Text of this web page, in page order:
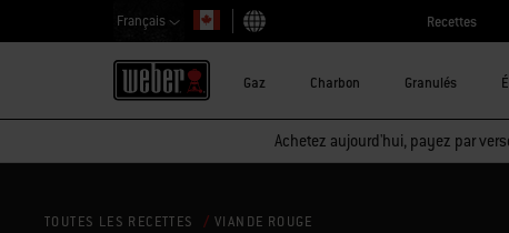
Français
Choisir un pays
Recettes
Gaz Charbon Granulés
Achetez aujourd'hui, payez par
TOUTES LES RECETTES VIANDE ROUGE